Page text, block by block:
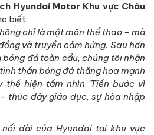
Hyundai Motor Khu vực Châu
biết:
chỉ là một môn thể thao – mà
và truyền cảm hứng. Sau hơn
đá toàn cầu, chúng tôi nhận
thần bóng đá thăng hoa mạnh
thể hiện tầm nhìn ‘Tiến bước vì
thúc đẩy giáo dục, sự hòa nhập
dài của Hyundai tại khu vực